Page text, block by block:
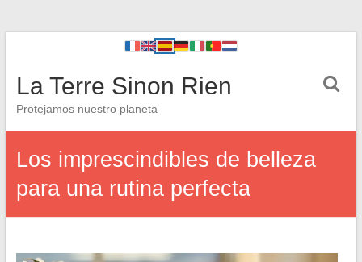
La Terre Sinon Rien
Protejamos nuestro planeta
Los imprescindibles de belleza
para una rutina perfecta